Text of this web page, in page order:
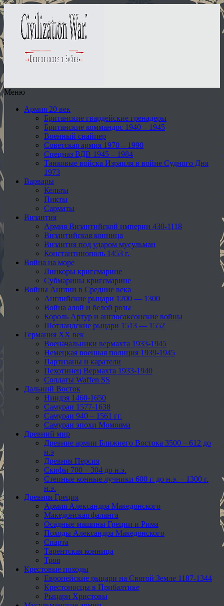
Меню
Армия 20 век
Британские гвардейские гренадеры
Британские коммандос 1940 – 1945
Военный снайпер
Советская армия 1970 – 1990
Спецназ ВДВ 1945 – 1984
Танковые войска Израиля в войне Судного Дня
1973
Варвары
Кельты
Пикты
Сарматы
Византия
Армия Византийской империи 430-1118
Византийская конница
Византия под ударом мусульман
Константинополь 1453 г.
Война на море
Линкоры кригсмарине
Субмарины кригсмарине
Войны Англии в Средние века
Английские рыцари 1200 — 1300
Война алой и белой розы
Король Артур и англосаксонские войны
Шотландские рыцари 1513 — 1552
Германия XX век
Военачальники вермахта 1933-1945
Немецкая военная полиция 1939-1945
Партизаны и каратели
Пехотинец Вермахта 1933-1940
Солдаты Waffen SS
Дальний Восток
Ниндзя 1460-1650
Самураи 1577-1638
Самураи 940 – 1561 гг.
Самураи эпохи Момояма
Древний мир
Древние армии Ближнего Востока 3500 – 612 до
н.э
Древняя Персия
Скифы 700 – 304 до н.э.
Степные конные лучники 600 г. до н.э. – 1300 г.
н.э.
Древняя Греция
Армия Александра Македонского
Македонская фаланга
Осадные машины Греции и Рима
Походы Александра Македонского
Спарта
Тарентская конница
Троя
Крестовые походы
Европейские рыцари на Святой Земле 1187-1344
Крестоносцы в Прибалтике
Рыцари Христовы